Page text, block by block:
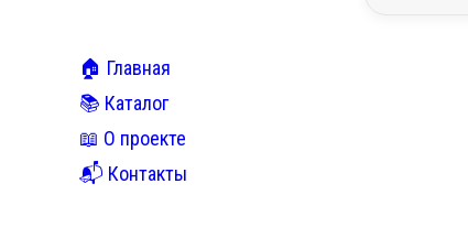
🏠 Главная
📚 Каталог
📖 О проекте
📬 Контакты